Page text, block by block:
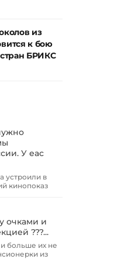
из
к бою
БРИКС
У еас
устроили в
кинопоказ
очками и
???...
больше их не
из